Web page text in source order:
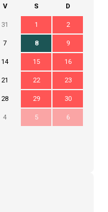
V S D
31 1 2
7 8 9
14 15 16
21 22 23
28 29 30
4 5 6